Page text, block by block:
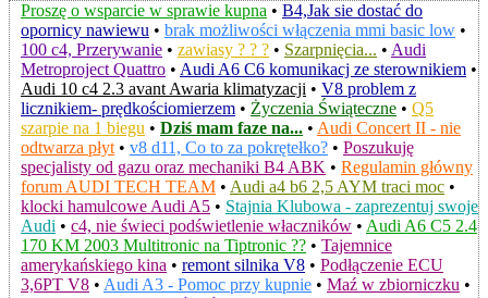
Proszę o wsparcie w sprawie kupna • B4,Jak sie dostać do
opornicy nawiewu • brak możliwości włączenia mmi basic low •
100 c4, Przerywanie • zawiasy ? ? ? • Szarpnięcia... • Audi
Metroproject Quattro • Audi A6 C6 komunikacj ze sterownikiem •
Audi 10 c4 2.3 avant Awaria klimatyzacji • V8 problem z
licznikiem- prędkościomierzem • Życzenia Świąteczne • Q5
szarpie na 1 biegu • Dziś mam faze na... • Audi Concert II - nie
odtwarza płyt • v8 d11, Co to za pokrętełko? • Poszukuję
specjalisty od gazu oraz mechaniki B4 ABK • Regulamin główny
forum AUDI TECH TEAM • Audi a4 b6 2,5 AYM traci moc •
klocki hamulcowe Audi A5 • Stajnia Klubowa - zaprezentuj swoje
Audi • c4, nie świeci podświetlenie właczników • Audi A6 C5 2.4
170 KM 2003 Multitronic na Tiptronic ?? • Tajemnice
amerykańskiego kina • remont silnika V8 • Podłączenie ECU
3,6PT V8 • Audi A3 - Pomoc przy kupnie • Maź w zbiorniczku •